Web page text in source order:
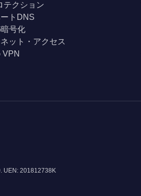
テクション
トDNS
号化
ット・アクセス
VPN
UEN: 201812738K